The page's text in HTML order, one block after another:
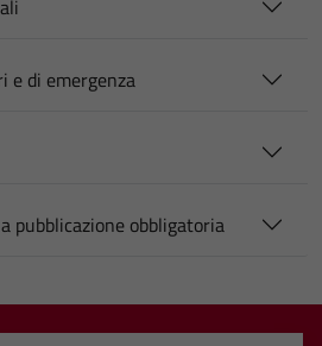
e di emergenza
pubblicazione obbligatoria